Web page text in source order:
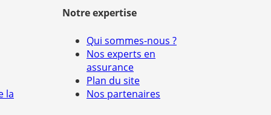
la
Notre expertise
Qui sommes-nous ?
Nos experts en
assurance
Plan du site
Nos partenaires